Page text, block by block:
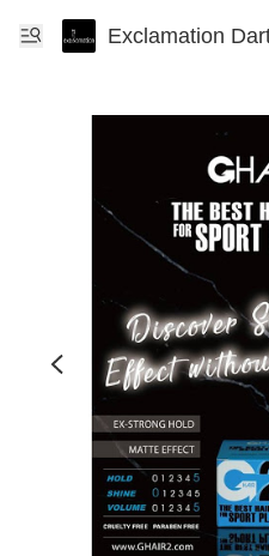
Exclamation